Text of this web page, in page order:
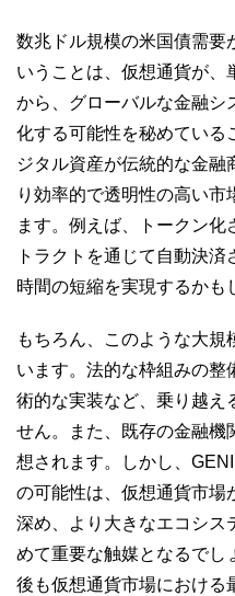
数兆ドル規模の米国債需要
いうことは、仮想通貨が、
から、グローバルな金融シ
化する可能性を秘めている
ジタル資産が伝統的な金融
り効率的で透明性の高い
ます。例えば、トークン
トラクトを通じて自動決
時間の短縮を実現するかも
もちろん、このような大
います。法的な枠組みの整
術的な実装など、乗り越え
せん。また、既存の金融機
想されます。しかし、
の可能性は、仮想通貨市場
深め、より大きなエコシス
めて重要な触媒となるでし
後も仮想通貨市場における